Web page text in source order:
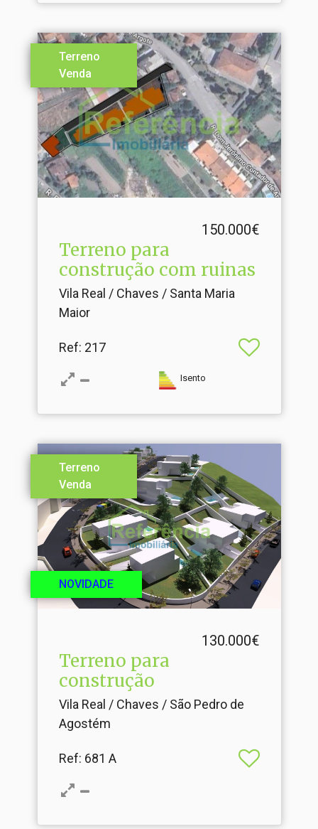
Terreno
Venda
150.000€
Terreno para
construção com ruinas
Vila Real / Chaves / Santa Maria
Maior
Ref: 217
Isento
Terreno
Venda
NOVIDADE
130.000€
Terreno para
construção
Vila Real / Chaves / São Pedro de
Agostém
Ref: 681 A